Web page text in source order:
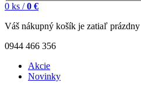
0 ks / 0 €
Váš nákupný košík je zatiaľ prázdny
0944 466 356
Akcie
Novinky